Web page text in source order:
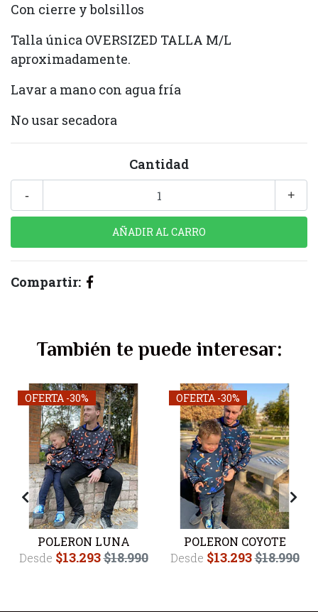
Con cierre y bolsillos
Talla única OVERSIZED TALLA M/L
aproximadamente.
Lavar a mano con agua fría
No usar secadora
Cantidad
+
-
Compartir:
También te puede interesar:
OFERTA -30%
POLERON LUNA
Desde $13.293$18.990
OFERTA -30%
POLERON COYOTE
Desde $13.293$18.990